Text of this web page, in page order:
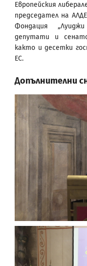
Европейския
председател на
Фондация
депутати и
както и десетки
ЕС.
Допълнителни